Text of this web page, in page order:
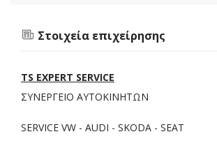
Στοιχεία επιχείρησης
TS EXPERT SERVICE
ΣΥΝΕΡΓΕΙΟ ΑΥΤΟΚΙΝΗΤΩΝ
SERVICE VW - AUDI - SKODA - SEAT